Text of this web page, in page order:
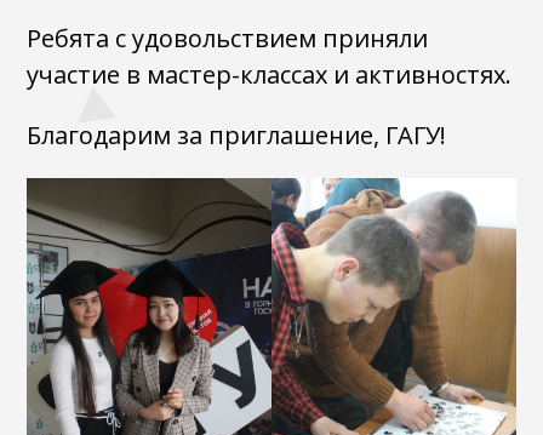
Ребята с удовольствием приняли
участие в мастер-классах и активностях.
Благодарим за приглашение, ГАГУ!